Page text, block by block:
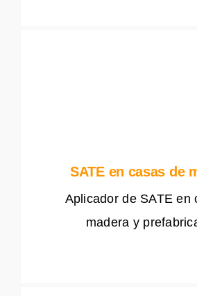
SATE en casas de
Aplicador de SATE en
madera y